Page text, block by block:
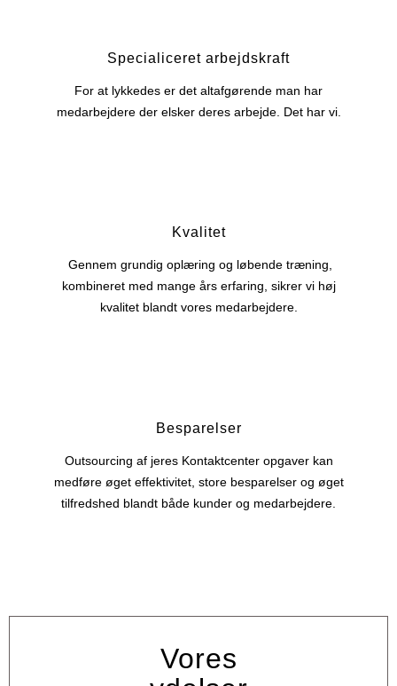
Specialiceret arbejdskraft
For at lykkedes er det altafgørende man har
medarbejdere der elsker deres arbejde. Det har vi.
Kvalitet
Gennem grundig oplæring og løbende træning,
kombineret med mange års erfaring, sikrer vi høj
kvalitet blandt vores medarbejdere.
Besparelser
Outsourcing af jeres Kontaktcenter opgaver kan
medføre øget effektivitet, store besparelser og øget
tilfredshed blandt både kunder og medarbejdere.
Vores